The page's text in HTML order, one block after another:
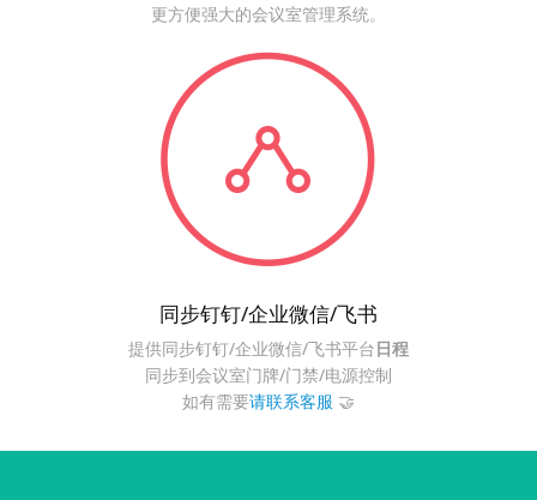
更方便强大的会议室管理系统。
同步钉钉/企业微信/飞书
提供同步钉钉/企业微信/飞书平台日程
同步到会议室门牌/门禁/电源控制
如有需要请联系客服 🤝